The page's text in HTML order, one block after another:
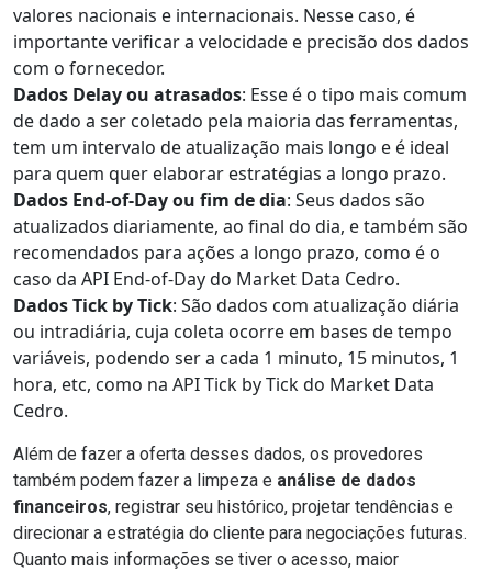
valores nacionais e internacionais. Nesse caso, é
importante verificar a velocidade e precisão dos dados
com o fornecedor.
Dados Delay ou atrasados: Esse é o tipo mais comum
de dado a ser coletado pela maioria das ferramentas,
tem um intervalo de atualização mais longo e é ideal
para quem quer elaborar estratégias a longo prazo.
Dados End-of-Day ou fim de dia: Seus dados são
atualizados diariamente, ao final do dia, e também são
recomendados para ações a longo prazo, como é o
caso da API End-of-Day do Market Data Cedro.
Dados Tick by Tick: São dados com atualização diária
ou intradiária, cuja coleta ocorre em bases de tempo
variáveis, podendo ser a cada 1 minuto, 15 minutos, 1
hora, etc, como na API Tick by Tick do Market Data
Cedro.
Além de fazer a oferta desses dados, os provedores
também podem fazer a limpeza e análise de dados
financeiros, registrar seu histórico, projetar tendências e
direcionar a estratégia do cliente para negociações futuras.
Quanto mais informações se tiver o acesso, maior